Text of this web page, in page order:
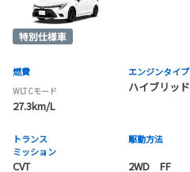
燃費
WLTCモード
27.3km/L
エンジンタイプ
ハイブリッド
トランス
ミッション
CVT
駆動方法
2WD FF